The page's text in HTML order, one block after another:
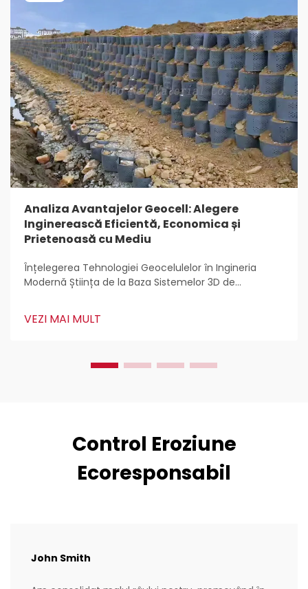
Analiza Avantajelor Geocell: Alegere
Inginerească Eficientă, Economica și
Prietenoasă cu Mediu
Înțelegerea Tehnologiei Geocelulelor în Ingineria
Modernă Știința de la Baza Sistemelor 3D de
lucrează la proiecte de stabilizare a solului. În esență,
VEZI MAI MULT
Control Eroziune
Ecoresponsabil
John Smith